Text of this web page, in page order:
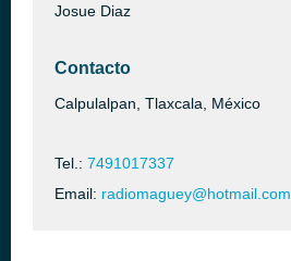
Josue Diaz
Contacto
Calpulalpan, Tlaxcala, México
Tel.: 7491017337
Email: radiomaguey@hotmail.com